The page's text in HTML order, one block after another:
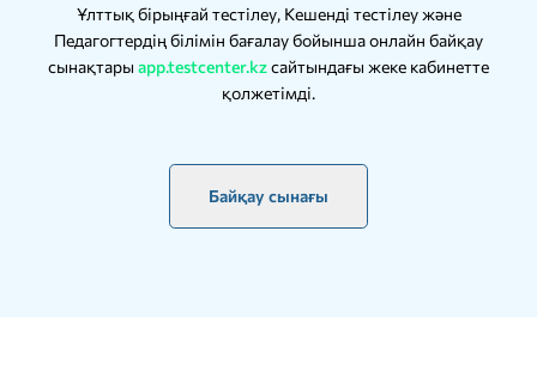
Ұлттық бірыңғай тестілеу, Кешенді тестілеу және
Педагогтердің білімін бағалау бойынша онлайн байқау
сынақтары app.testcenter.kzсайтындағы жеке кабинетте
қолжетімді.
Байқау сынағы